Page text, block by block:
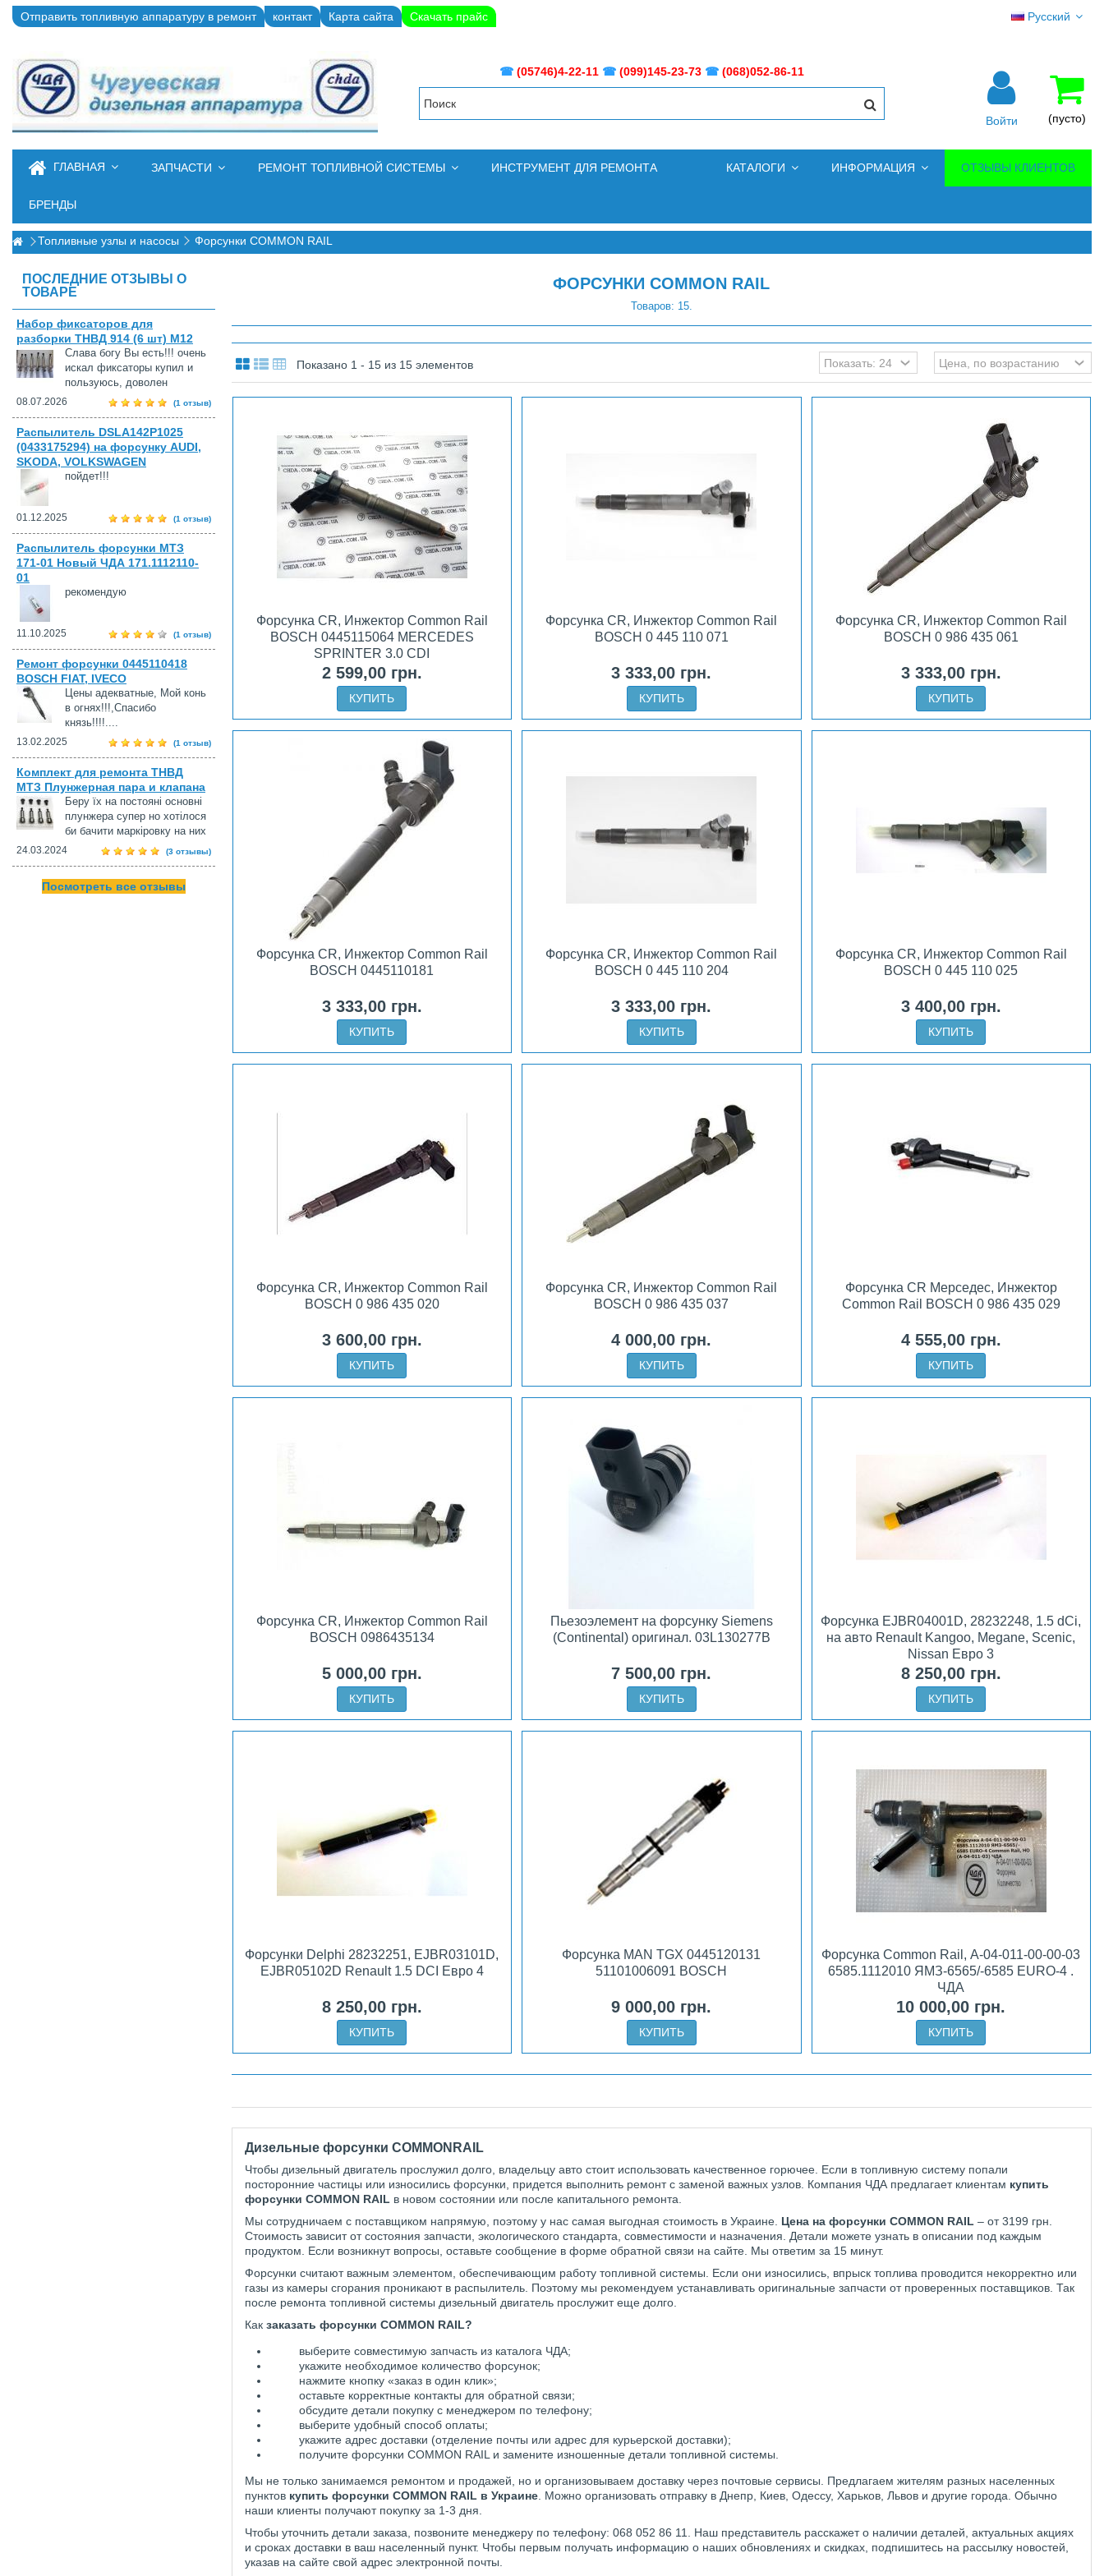
Русский
Отправить топливную аппаратуру в ремонт контакт Карта сайта Скачать прайс
☎ (05746)4-22-11 ☎ (099)145-23-73 ☎ (068)052-86-11
(пусто)
Войти
ГЛАВНАЯ ЗАПЧАСТИ РЕМОНТ ТОПЛИВНОЙ СИСТЕМЫ ИНСТРУМЕНТ ДЛЯ РЕМОНТА ОТЗЫВЫ КЛИЕНТОВ
ИНФОРМАЦИЯ
КАТАЛОГИ
БРЕНДЫ
Топливные узлы и насосы Форсунки COMMON RAIL
ФОРСУНКИ COMMON RAIL
Товаров: 15.
Показано 1 - 15 из 15 элементов
Форсунка CR, Инжектор Common Rail
BOSCH 0445115064 MERCEDES
SPRINTER 3.0 CDI
2 599,00 грн.
КУПИТЬ
Форсунка CR, Инжектор Common Rail
BOSCH 0 445 110 071
3 333,00 грн.
КУПИТЬ
Форсунка CR, Инжектор Common Rail
BOSCH 0 986 435 061
3 333,00 грн.
КУПИТЬ
Форсунка CR, Инжектор Common Rail
BOSCH 0445110181
3 333,00 грн.
КУПИТЬ
Форсунка CR, Инжектор Common Rail
BOSCH 0 445 110 204
3 333,00 грн.
КУПИТЬ
Форсунка CR, Инжектор Common Rail
BOSCH 0 445 110 025
3 400,00 грн.
КУПИТЬ
Форсунка CR, Инжектор Common Rail
BOSCH 0 986 435 020
3 600,00 грн.
КУПИТЬ
Форсунка CR, Инжектор Common Rail
BOSCH 0 986 435 037
4 000,00 грн.
КУПИТЬ
Форсунка CR Мерседес, Инжектор
Common Rail BOSCH 0 986 435 029
4 555,00 грн.
КУПИТЬ
Форсунка CR, Инжектор Common Rail
BOSCH 0986435134
5 000,00 грн.
КУПИТЬ
Пьезоэлемент на форсунку Siemens
(Continental) оригинал. 03L130277B
7 500,00 грн.
КУПИТЬ
Форсунка EJBR04001D, 28232248, 1.5 dCi,
на авто Renault Kangoo, Megane, Scenic,
Nissan Евро 3
8 250,00 грн.
КУПИТЬ
Форсунки Delphi 28232251, EJBR03101D,
EJBR05102D Renault 1.5 DCI Евро 4
8 250,00 грн.
КУПИТЬ
Форсунка MAN TGX 0445120131
51101006091 BOSCH
9 000,00 грн.
КУПИТЬ
Форсунка Common Rail, А-04-011-00-00-03
6585.1112010 ЯМЗ-6565/-6585 EURO-4 .
ЧДА
10 000,00 грн.
КУПИТЬ
Дизельные форсунки COMMON RAIL
Чтобы дизельный двигатель прослужил долго, владельцу авто стоит использовать качественное горючее. Если в топливную систему попали
посторонние частицы или износились форсунки, придется выполнить ремонт с заменой важных узлов. Компания ЧДА предлагает клиентам купить
форсунки COMMON RAIL в новом состоянии или после капитального ремонта.
Мы сотрудничаем с поставщиком напрямую, поэтому у нас самая выгодная стоимость в Украине. Цена на форсунки COMMON RAIL – от 3199 грн.
Стоимость зависит от состояния запчасти, экологического стандарта, совместимости и назначения. Детали можете узнать в описании под каждым
продуктом. Если возникнут вопросы, оставьте сообщение в форме обратной связи на сайте. Мы ответим за 15 минут.
Форсунки считают важным элементом, обеспечивающим работу топливной системы. Если они износились, впрыск топлива проводится некорректно или
газы из камеры сгорания проникают в распылитель. Поэтому мы рекомендуем устанавливать оригинальные запчасти от проверенных поставщиков. Так
после ремонта топливной системы дизельный двигатель прослужит еще долго.
Как заказать форсунки COMMON RAIL?
выберите совместимую запчасть из каталога ЧДА;
укажите необходимое количество форсунок;
нажмите кнопку «заказ в один клик»;
оставьте корректные контакты для обратной связи;
обсудите детали покупку с менеджером по телефону;
выберите удобный способ оплаты;
укажите адрес доставки (отделение почты или адрес для курьерской доставки);
получите форсунки COMMON RAIL и замените изношенные детали топливной системы.
Мы не только занимаемся ремонтом и продажей, но и организовываем доставку через почтовые сервисы. Предлагаем жителям разных населенных
пунктов купить форсунки COMMON RAIL в Украине. Можно организовать отправку в Днепр, Киев, Одессу, Харьков, Львов и другие города. Обычно
наши клиенты получают покупку за 1-3 дня.
Чтобы уточнить детали заказа, позвоните менеджеру по телефону: 068 052 86 11. Наш представитель расскажет о наличии деталей, актуальных акциях
и сроках доставки в ваш населенный пункт. Чтобы первым получать информацию о наших обновлениях и скидках, подпишитесь на рассылку новостей,
указав на сайте свой адрес электронной почты.
ПОСЛЕДНИЕ ОТЗЫВЫ О
ТОВАРЕ
Набор фиксаторов для
разборки ТНВД 914 (6 шт) М12
Слава богу Вы есть!!! очень
искал фиксаторы купил и
пользуюсь, доволен
08.07.2026 (1 отзыв)
Распылитель DSLA142P1025
(0433175294) на форсунку AUDI,
SKODA, VOLKSWAGEN
пойдет!!!
01.12.2025 (1 отзыв)
Распылитель форсунки МТЗ
171-01 Новый ЧДА 171.1112110-
01
рекомендую
11.10.2025 (1 отзыв)
Ремонт форсунки 0445110418
BOSCH FIAT, IVECO
Цены адекватные, Мой конь
в огнях!!!,Спасибо
князь!!!!....
13.02.2025 (1 отзыв)
Комплект для ремонта ТНВД
МТЗ Плунжерная пара и клапана
Беру їх на постояні основні
плунжера супер но хотілося
би бачити маркіровку на них
24.03.2024 (3 отзывы)
Посмотреть все отзывы